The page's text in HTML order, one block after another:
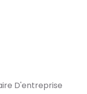
D'entreprise